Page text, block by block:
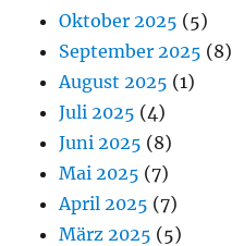
Oktober 2025 (5)
September 2025 (8)
August 2025 (1)
Juli 2025 (4)
Juni 2025 (8)
Mai 2025 (7)
April 2025 (7)
März 2025 (5)